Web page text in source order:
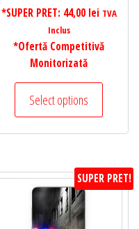
*SUPER PRET: 44,00 lei TVA
Inclus
*Ofertă Competitivă
Monitorizată
Select options
SUPER PRET!